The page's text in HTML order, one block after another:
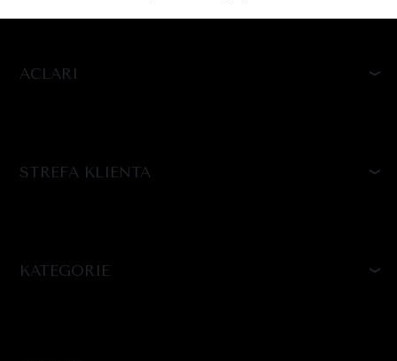
ACLARI
STREFA KLIENTA
KATEGORIE